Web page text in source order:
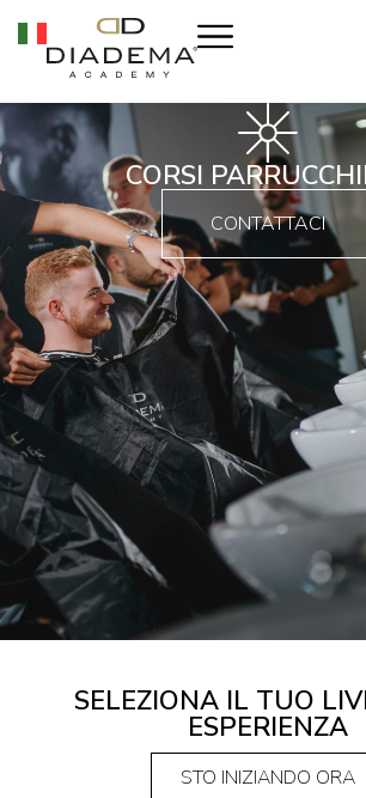
CORSI
CONTATTACI
SELEZIONA IL TUO
ESPERIENZA
STO INIZIANDO ORA